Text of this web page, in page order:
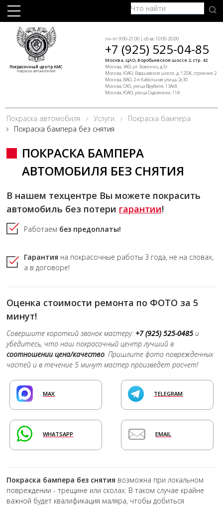
Покрасочный центр АМС
покраска автомобилей
пн-пт 9:00-21:00 | сб-вс 10:00-20:00
+7 (925) 525-04-85
Москва, ЦАО, Воробьевское шоссе 2, стр. 42
Москва, ЗАО, ул. Боженко, д.5г
Москва, ЮАО, Варшавское шоссе, д. 125Ж, строение 2
Москва, ВАО, 2-я Кабельная улица, 2с30
Москва, САО, улица Врубеля, 13Ас8
Москва, ЮАО, улица Садовники, 11А
Покраска автомобиля Услуги
Покраска бампера
Покраска бампера без снятия
ПОКРАСКА БАМПЕРА
АВТОМОБИЛЯ БЕЗ СНЯТИЯ
В нашем техцентре Вы можете покрасить
автомобиль без потери гарантии!
Работаем без предоплаты!
Гарантия на покрасочные работы 3 года, не на словах,
а в договоре!
Оценка стоимости ремонта по ФОТО за 5
минут!
Совершите короткий звонок мастеру: +7 (925) 525-0485 и
убедитесь, что наш покрасочный центр лучший в
соотношении цена/качество. Пришлите фото поврежденных
частей и в течение 5 минут мастер произведет расчет!
MAX TELEGRAM
WHATSAPP EMAIL
Покраска бампера без снятия возможна при локальном
повреждении - трещине или сколах. В таком случае крайне
важной будет квалификация маляра, чтобы добиться